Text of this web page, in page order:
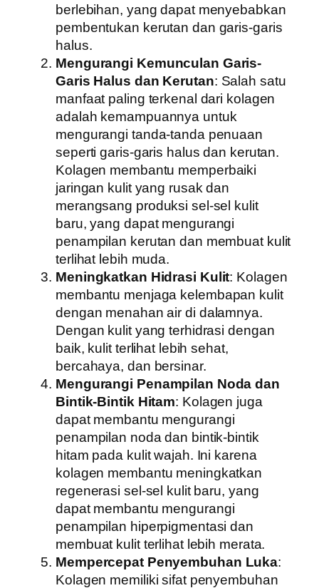
berlebihan, yang dapat menyebabkan
pembentukan kerutan dan garis-garis
halus.
Mengurangi Kemunculan Garis-
Garis Halus dan Kerutan: Salah satu
manfaat paling terkenal dari kolagen
adalah kemampuannya untuk
mengurangi tanda-tanda penuaan
seperti garis-garis halus dan kerutan.
Kolagen membantu memperbaiki
jaringan kulit yang rusak dan
merangsang produksi sel-sel kulit
baru, yang dapat mengurangi
penampilan kerutan dan membuat kulit
terlihat lebih muda.
Meningkatkan Hidrasi Kulit: Kolagen
membantu menjaga kelembapan kulit
dengan menahan air di dalamnya.
Dengan kulit yang terhidrasi dengan
baik, kulit terlihat lebih sehat,
bercahaya, dan bersinar.
Mengurangi Penampilan Noda dan
Bintik-Bintik Hitam: Kolagen juga
dapat membantu mengurangi
penampilan noda dan bintik-bintik
hitam pada kulit wajah. Ini karena
kolagen membantu meningkatkan
regenerasi sel-sel kulit baru, yang
dapat membantu mengurangi
penampilan hiperpigmentasi dan
membuat kulit terlihat lebih merata.
Mempercepat Penyembuhan Luka:
Kolagen memiliki sifat penyembuhan